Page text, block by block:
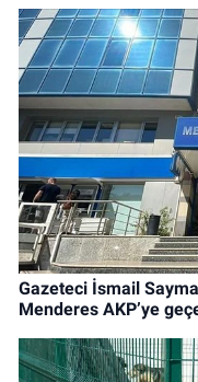
Gazeteci İsmail
Menderes AKP’ye